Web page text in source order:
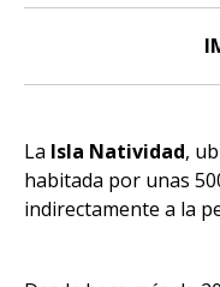
La Isla Natividad,
habitada por unas
indirectamente a la